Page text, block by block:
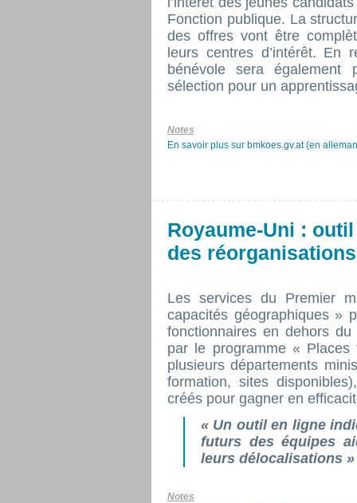
Fonction publique. La
des offres vont être
leurs centres d’intérêt. En
bénévole sera
sélection pour un
Notes
En savoir plus sur bmkoes.gv.at(en
Royaume-Uni :
des réorganisations
Les services du Premier
capacités géographiques »
fonctionnaires en dehors
par le programme «
plusieurs départements
formation, sites
créés pour gagner en
« Un outil en ligne
futurs des équipes
leurs délocalisations »
Notes